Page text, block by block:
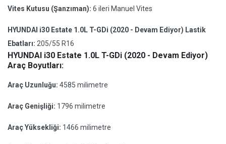
Vites Kutusu (Şanzıman): 6 ileri Manuel Vites
HYUNDAI i30 Estate 1.0L T-GDi (2020 - Devam Ediyor) Lastik
Ebatları: 205/55 R16
HYUNDAI i30 Estate 1.0L T-GDi (2020 - Devam Ediyor)
Araç Boyutları:
Araç Uzunluğu: 4585 milimetre
Araç Genişliği: 1796 milimetre
Araç Yüksekliği: 1466 milimetre